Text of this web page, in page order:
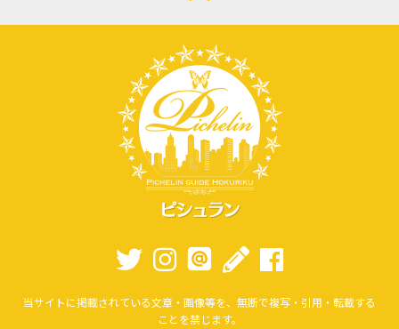
当サイトに掲載されている文章・画像等を、無断で複写・引用・転載する
ことを禁じます。